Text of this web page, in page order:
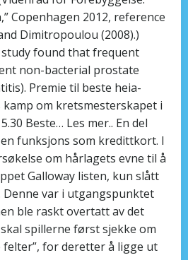
Copenhagen 2012, reference
Dimitropoulou (2008).)
found that frequent
non-bacterial prostate
Premie til beste heia-
om kretsmesterskapet i
Beste… Les mer.. En del
funksjons som kredittkort. I
om hårlagets evne til å
Galloway listen, kun slått
Denne var i utgangspunktet
ble raskt overtatt av det
spillerne først sjekke om
felter”, for deretter å ligge ut